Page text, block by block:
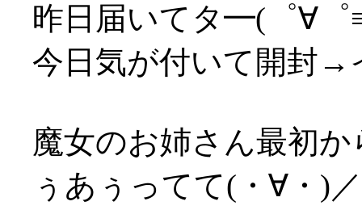
昨日届いてタ━(゜∀
今日気が付いて開封
魔女のお姉さん最初
ぅあぅってて(・∀・)